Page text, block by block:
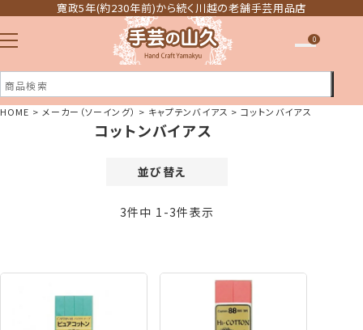
寛政5年(約230年前)から続く川越の老舗手芸用品店
注文履歴
0
HOME メーカー（ソーイング） キャプテンバイアス コットンバイアス
コットンバイアス
並び替え
価格が高い順
おすすめ順
3件中 1 -3件表示